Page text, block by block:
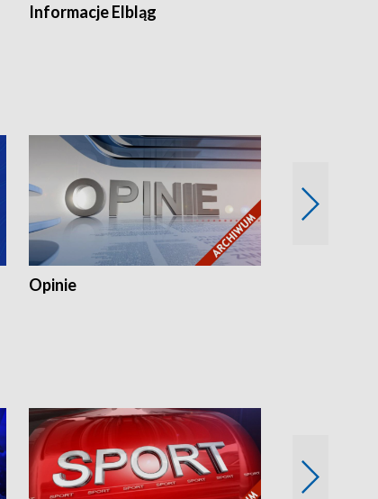
Informacje Elbląg
Opinie